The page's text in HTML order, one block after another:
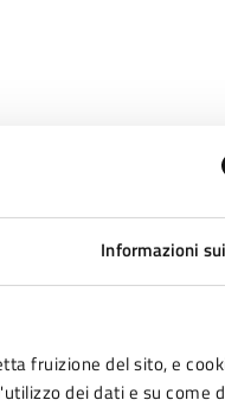
Informazioni
fruizione del sito, e
dei dati e su come